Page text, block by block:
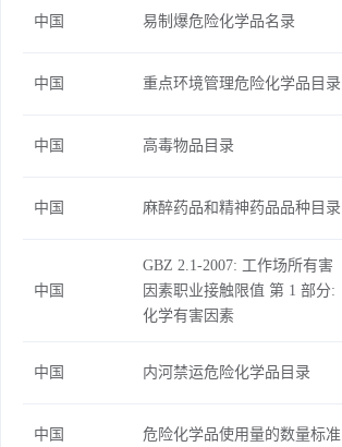
中国 易制爆危险化学品名录
中国 重点环境管理危险化学品目录
中国 高毒物品目录
中国 麻醉药品和精神药品品种目录
中国
GBZ 2.1-2007: 工作场所有害
因素职业接触限值 第 1 部分:
化学有害因素
中国 内河禁运危险化学品目录
中国 危险化学品使用量的数量标准